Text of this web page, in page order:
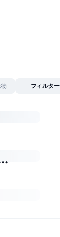
フィルター